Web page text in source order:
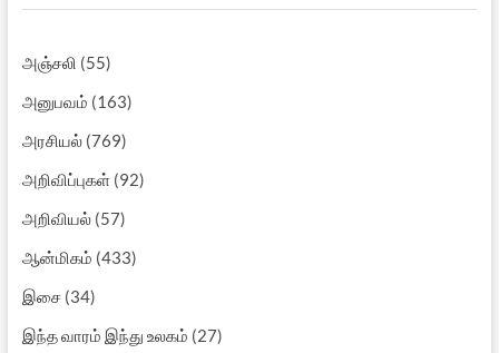
அஞ்சலி (55)
அனுபவம் (163)
அரசியல்(769)
அறிவிப்புகள்(92)
அறிவியல்(57)
ஆன்மிகம் (433)
இசை(34)
இந்த வாரம் இந்து உலகம் (27)